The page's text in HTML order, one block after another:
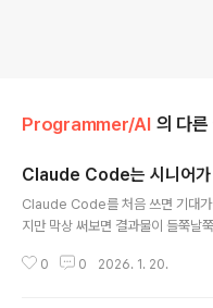
Programmer/AI 의 다른
Claude Code는 시니어가
Claude Code를 처음 쓰면 기대가
지만 막상 써보면 결과물이 들쭉날
L;DRClaude Code를 시니어 개발
0 0 2026. 1. 20.